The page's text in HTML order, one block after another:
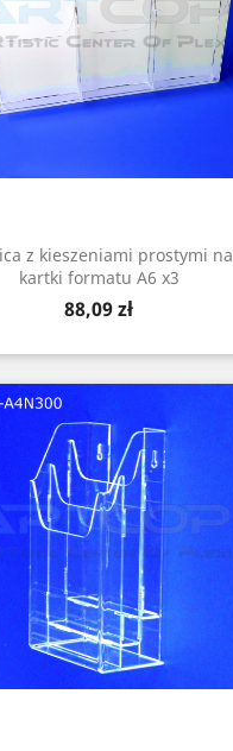
z kieszeniami prostymi na
kartki formatu A6 x3
Cena
88,09 zł
Szybki podgląd